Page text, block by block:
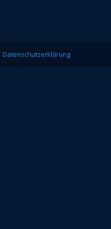
Datenschutzerklärung